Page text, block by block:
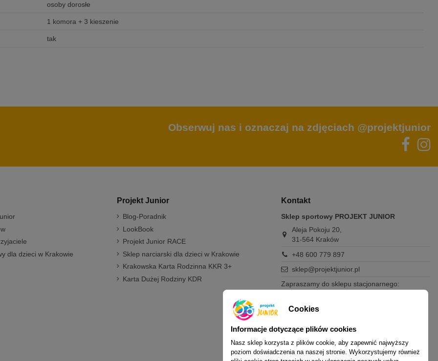
osoby dorosłe
1 komora + 3 kieszenie
tak
Obserwuj nas i oznaczaj na zdjęciach @projektjunior
dla dzieci w Krakowie
Projekt Junior
Blog-Poradnik
LookBook
Projekt Junior RACE
Sklep narciarski dla dzieci w Krakowie
Krakowska Karta Rodzinna KKR 3+
Karta Dużej Rodziny KDR
Kontakt
Sklep sportowy PROJEKT JUNIOR
Aleja Pokoju 20,
31-564 Kraków
+48 600 779 897
sklep@projektjunior.pl
Zapraszamy do sklepu stacjonarnego:
niedziela (każda): nieczynne
Nie odpowiadamy na wiadomości SMS. W
sprawach dotyczących zamówień i oferty
prosimy o kontakt mailowy, telefoniczny lub
Cookies
Informacje dotyczące plików cookies
Nasz sklep korzysta z plików cookie, aby zapewnić najwyższy
poziom doświadczenia na naszej stronie. Wykorzystujemy również